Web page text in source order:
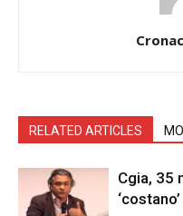
RELATED ARTICLES
Cgia, 35